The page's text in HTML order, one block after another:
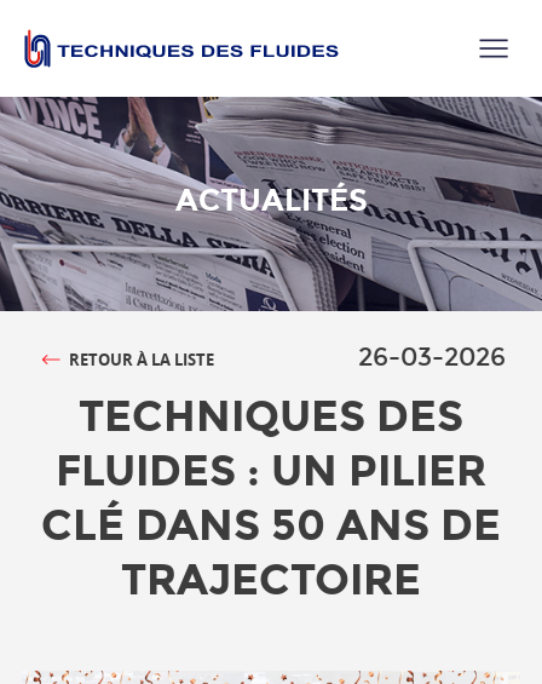
ACTUALITÉS
RETOUR À LA LISTE 26-03-2026
TECHNIQUES DES
FLUIDES : UN PILIER
CLÉ DANS 50 ANS DE
TRAJECTOIRE